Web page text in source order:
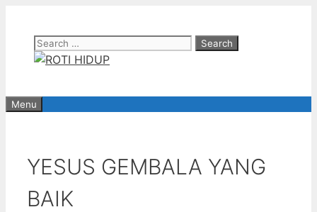
contentSearch
for:
Menu
YESUS GEMBALA YANG
BAIK